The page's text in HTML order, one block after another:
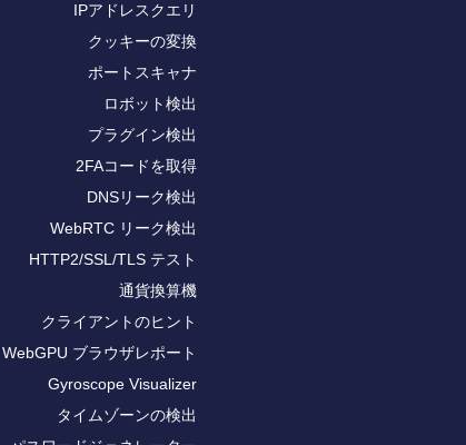
IPアドレスクエリ
クッキーの変換
ポートスキャナ
ロボット検出
プラグイン検出
2FAコードを取得
DNSリーク検出
WebRTC リーク検出
HTTP2/SSL/TLS テスト
通貨換算機
クライアントのヒント
WebGPU ブラウザレポート
Gyroscope Visualizer
タイムゾーンの検出